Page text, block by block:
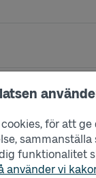
för att ge
sammanställa
funktionalitet
använder vi